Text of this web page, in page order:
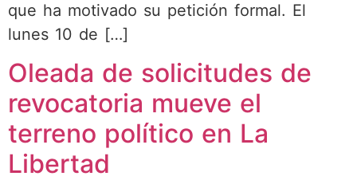
que ha motivado su petición formal. El
lunes 10 de […]
Oleada de solicitudes de
revocatoria mueve el
terreno político en La
Libertad